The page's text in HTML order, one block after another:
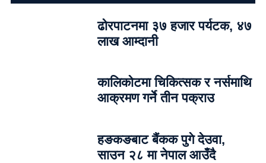
ढोरपाटनमा ३७ हजार पर्यटक, ४७
लाख आम्दानी
कालिकोटमा चिकित्सक र नर्समाथि
आक्रमण गर्ने तीन पक्राउ
हङकङबाट बैंकक पुगे देउवा,
साउन २८ मा नेपाल आउँदै